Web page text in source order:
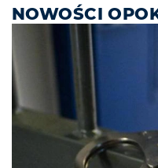
NOWOŚCI